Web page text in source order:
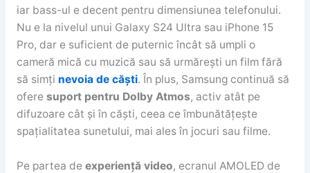
iar bass-ul e decent pentru dimensiunea telefonului.
Nu e la nivelul unui Galaxy S24 Ultra sau iPhone 15
Pro, dar e suficient de puternic încât să umpli o
cameră mică cu muzică sau să urmărești un film fără
să simți nevoia de căști. În plus, Samsung continuă să
ofere suport pentru Dolby Atmos, activ atât pe
difuzoare cât și în căști, ceea ce îmbunătățește
spațialitatea sunetului, mai ales în jocuri sau filme.
Pe partea de experiență video, ecranul AMOLED de